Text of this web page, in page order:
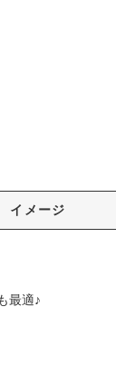
イメージ
最適♪